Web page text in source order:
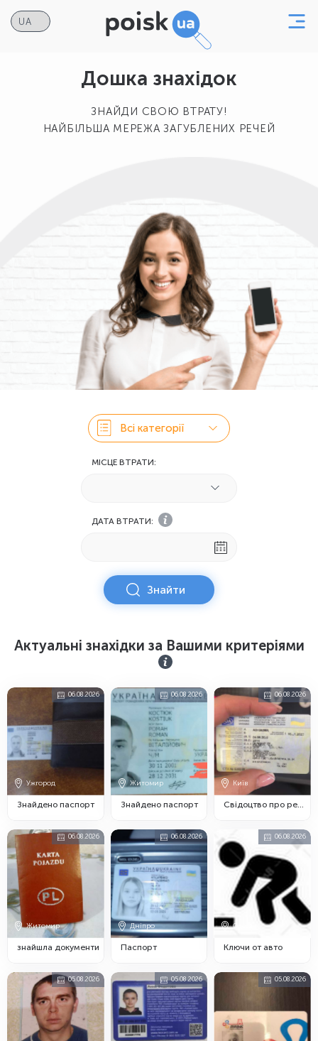
Дошка знахідок
ЗНАЙДИ СВОЮ ВТРАТУ!
НАЙБІЛЬША МЕРЕЖА ЗАГУБЛЕНИХ РЕЧЕЙ
Всі категорії
МІСЦЕ ВТРАТИ:
ДАТА ВТРАТИ:
Знайти
Актуальні знахідки за Вашими критеріями
06.08.2026
Ужгород
Знайдено паспорт
06.08.2026
Житомир
Знайдено паспорт
06.08.2026
Київ
Свідоцтво про реєстрацію транспортного засобу
06.08.2026
Житомир
знайшла документи
06.08.2026
Дніпро
Паспорт
06.08.2026
Одеса
Ключи от авто
05.08.2026 05.08.2026 05.08.2026